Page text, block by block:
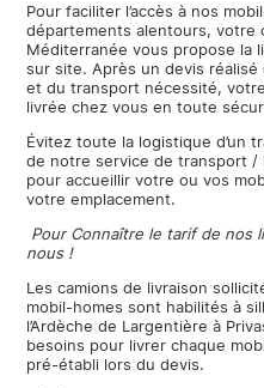
Pour faciliter l’accès à nos
départements alentours, votre
Méditerranée vous propose la
sur site. Après un devis réalisé
et du transport nécessité,
livrée chez vous en toute
Évitez toute la logistique d’un
de notre service de transport /
pour accueillir votre ou vos
votre emplacement.
Pour Connaître le tarif de nos
nous !
Les camions de livraison
mobil-homes sont habilités à
l’Ardèche de Largentière à
besoins pour livrer chaque
pré-établi lors du devis.